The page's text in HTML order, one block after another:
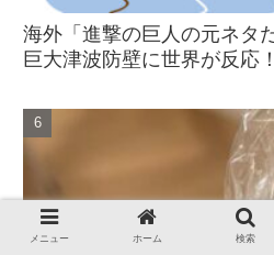
海外「進撃の巨人の元ネタ
巨大津波防壁に世界が反応！
メニュー ホーム 検索